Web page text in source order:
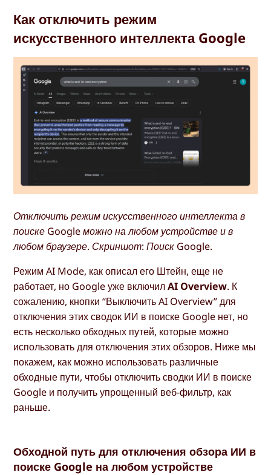
Как отключить режим
искусственного интеллекта Google
Отключить режим искусственного интеллекта в
поиске Google можно на любом устройстве и в
любом браузере. Скриншот: Поиск Google.
Режим AI Mode, как описал его Штейн, еще не
работает, но Google уже включилAI Overview. К
сожалению, кнопки “Выключить AI Overview” для
отключения этих сводок ИИ в поиске Google нет, но
есть несколько обходных путей, которые можно
использовать для отключения этих обзоров. Ниже мы
покажем, как можно использовать различные
обходные пути, чтобы отключить сводки ИИ в поиске
Google и получить упрощенный веб-фильтр, как
раньше.
Обходной путь для отключения обзора ИИ в
поиске Google на любом устройстве